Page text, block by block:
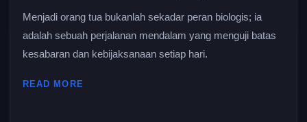
Menjadi orang tua bukanlah sekadar peran biologis; ia
adalah sebuah perjalanan mendalam yang menguji batas
kesabaran dan kebijaksanaan setiap hari.
READ MORE